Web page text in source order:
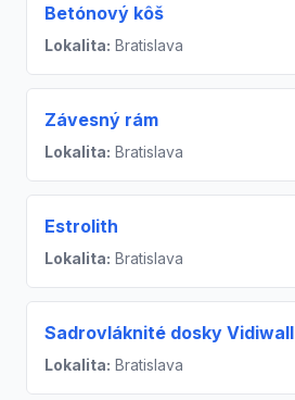
Betónový kôš
Lokalita: Bratislava
Závesný rám
Lokalita: Bratislava
Estrolith
Lokalita: Bratislava
Sadrovláknité dosky Vidiwall
Lokalita: Bratislava